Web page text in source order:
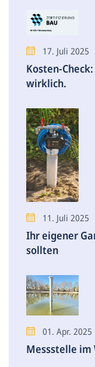
17. Juli 2025
Kosten-
wirklich.
11. Juli 2025
Ihr eigener
sollten
01. Apr. 2025
Messstelle im